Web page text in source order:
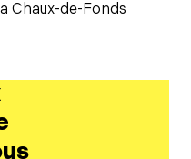
Chaux-de-Fonds